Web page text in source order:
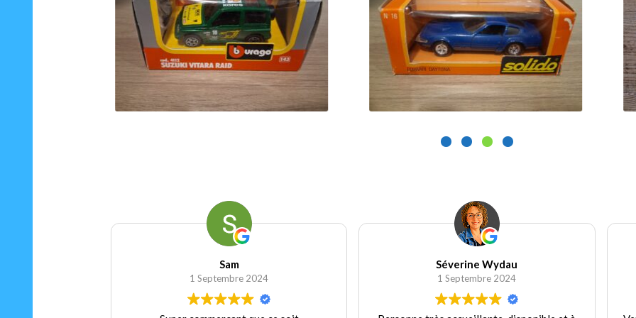
15.00 €
Ajouter au panier
25.00 €
Ajouter au panier
Sam
1 Septembre 2024
Séverine Wydau
1 Septembre 2024